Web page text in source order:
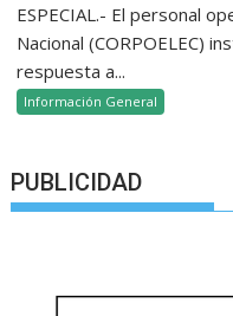
ESPECIAL.- El personal
Nacional (CORPOELEC)
respuesta a...
Información General
PUBLICIDAD